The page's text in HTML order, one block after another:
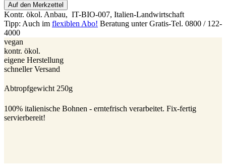
Auf den Merkzettel
Kontr. ökol. Anbau, IT-BIO-007, Italien-Landwirtschaft
Tipp: Auch im flexiblen Abo! Beratung unter Gratis-Tel. 0800 / 122-
4000
vegan
kontr. ökol.
eigene Herstellung
schneller Versand
Abtropfgewicht 250g
100% italienische Bohnen - erntefrisch verarbeitet. Fix-fertig
servierbereit!